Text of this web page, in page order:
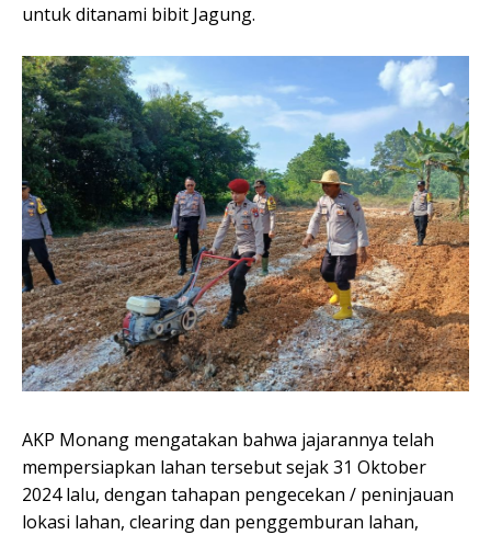
untuk ditanami bibit Jagung.
AKP Monang mengatakan bahwa jajarannya telah
mempersiapkan lahan tersebut sejak 31 Oktober
2024 lalu, dengan tahapan pengecekan / peninjauan
lokasi lahan, clearing dan penggemburan lahan,